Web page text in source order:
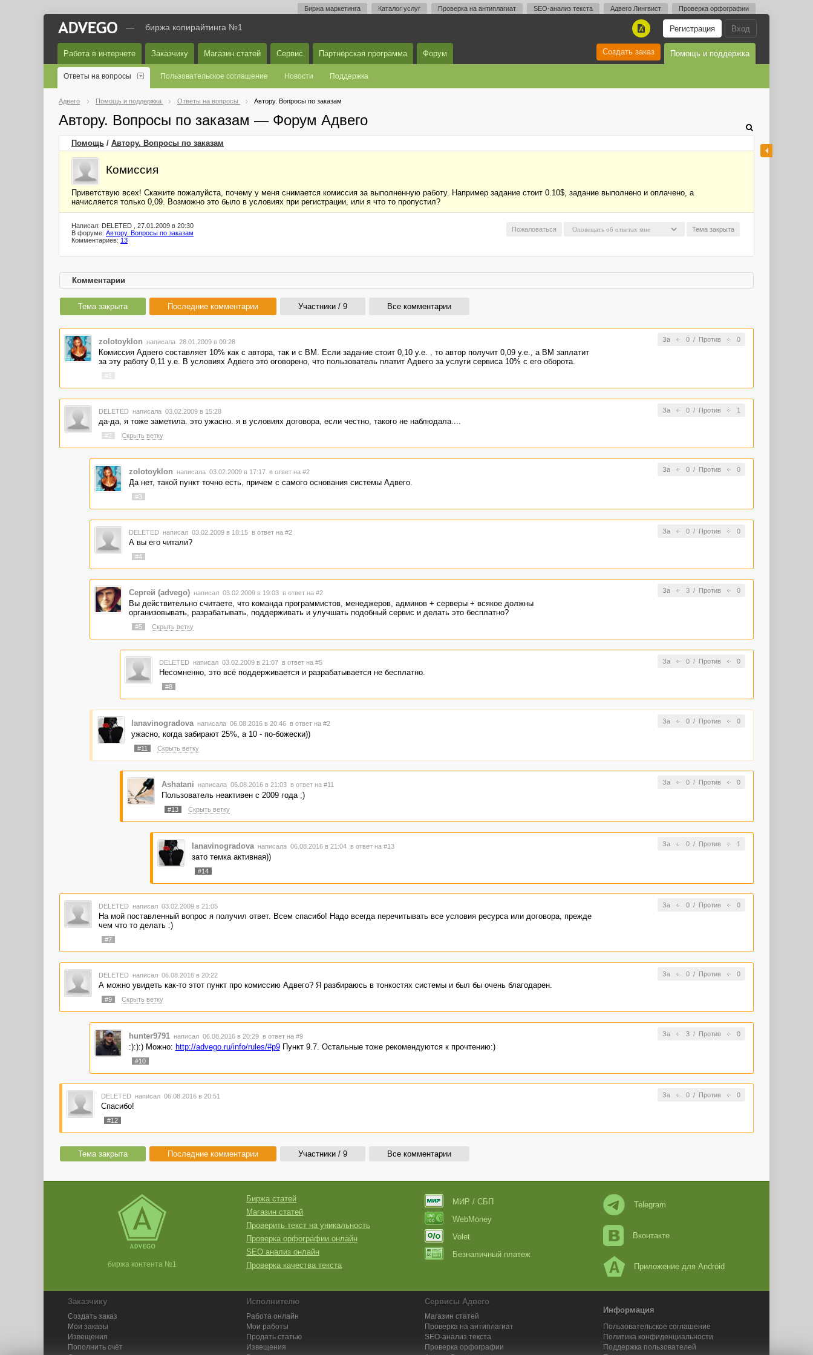
Биржа маркетинга Каталог услуг Проверка на антиплагиат SEO-анализ текста Адвего Лингвист Проверка орфографии
Вход
Регистрация
A
— биржа копирайтинга №1
Работа в интернете Заказчику Магазин статей Сервис Партнёрская программа Форум Помощь и поддержка
Создать заказ
Ответы на вопросы Пользовательское соглашение Новости Поддержка
Адвего Помощь и поддержка Ответы на вопросы Автору. Вопросы по заказам
Автору. Вопросы по заказам — Форум Адвего
Помощь / Автору. Вопросы по заказам
Комиссия
Приветствую всех! Скажите пожалуйста, почему у меня снимается комиссия за выполненную работу. Например задание стоит 0.10$, задание выполнено и оплачено, а
начисляется только 0,09. Возможно это было в условиях при регистрации, или я что то пропустил?
Тема закрыта
Пожаловаться
Написал: DELETED , 27.01.2009 в 20:30
В форуме: Автору. Вопросы по заказам
Комментариев: 13
Комментарии
Тема закрыта Последние комментарии Участники / 9 Все комментарии
За 0/ Против 0
zolotoyklon написала 28.01.2009 в 09:28
Комиссия Адвего составляет 10% как с автора, так и с ВМ. Если задание стоит 0,10 у.е. , то автор получит 0,09 у.е., а ВМ заплатит
за эту работу 0,11 у.е. В условиях Адвего это оговорено, что пользователь платит Адвего за услуги сервиса 10% с его оборота.
За 0/ Против 1
DELETED написала 03.02.2009 в 15:28
да-да, я тоже заметила. это ужасно. я в условиях договора, если честно, такого не наблюдала....
#2 Скрыть ветку
За 0/ Против 0
zolotoyklon написала 03.02.2009 в 17:17 в ответ на #2
Да нет, такой пункт точно есть, причем с самого основания системы Адвего.
#3
За 0/ Против 0
DELETED написал 03.02.2009 в 18:15 в ответ на #2
А вы его читали?
#4
За 3/ Против 0
Сергей (advego) написал 03.02.2009 в 19:03 в ответ на #2
Вы действительно считаете, что команда программистов, менеджеров, админов + серверы + всякое должны
организовывать, разрабатывать, поддерживать и улучшать подобный сервис и делать это бесплатно?
#5 Скрыть ветку
За 0/ Против 0
DELETED написал 03.02.2009 в 21:07 в ответ на #5
Несомненно, это всё поддерживается и разрабатывается не бесплатно.
#8
За 0/ Против 0
lanavinogradova написала 06.08.2016 в 20:46 в ответ на #2
ужасно, когда забирают 25%, а 10 - по-божески))
#11 Скрыть ветку
За 0/ Против 0
Ashatani написала 06.08.2016 в 21:03 в ответ на #11
Пользователь неактивен с 2009 года ;)
#13 Скрыть ветку
За 0/ Против 1
lanavinogradova написала 06.08.2016 в 21:04 в ответ на #13
зато темка активная))
#14
За 0/ Против 0
DELETED написал 03.02.2009 в 21:05
На мой поставленный вопрос я получил ответ. Всем спасибо! Надо всегда перечитывать все условия ресурса или договора, прежде
чем что то делать :)
#7
За 0/ Против 0
DELETED написал 06.08.2016 в 20:22
А можно увидеть как-то этот пункт про комиссию Адвего? Я разбираюсь в тонкостях системы и был бы очень благодарен.
#9 Скрыть ветку
За 3/ Против 0
hunter9791 написал 06.08.2016 в 20:29 в ответ на #9
:):):) Можно: http://advego.ru/info/rules/#p9Пункт 9.7. Остальные тоже рекомендуются к прочтению:)
#10
За 0/ Против 0
DELETED написал 06.08.2016 в 20:51
Спасибо!
#12
Тема закрыта Последние комментарии Участники / 9 Все комментарии
биржа контента №1
Биржа статей
Магазин статей
Проверить текст на уникальность
Проверка орфографии онлайн
SEO анализ онлайн
Проверка качества текста
МИР / СБП
WebMoney
Volet
Безналичный платеж
Telegram
Вконтакте
Приложение для Android
Заказчику
Создать заказ
Мои заказы
Извещения
Пополнить счёт
Исполнителю
Работа онлайн
Мои работы
Продать статью
Извещения
Сервисы Адвего
Магазин статей
Проверка на антиплагиат
SEO-анализ текста
Проверка орфографии
Информация
Пользовательское соглашение
Политика конфиденциальности
Поддержка пользователей